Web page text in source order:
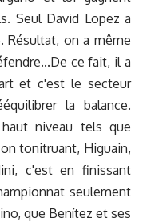
Seul David Lopez a
Résultat, on a même
ce fait, il a
et c'est le secteur
la balance.
niveau tels que
tonitruant, Higuain,
c'est en finissant
seulement
que Benítez et ses